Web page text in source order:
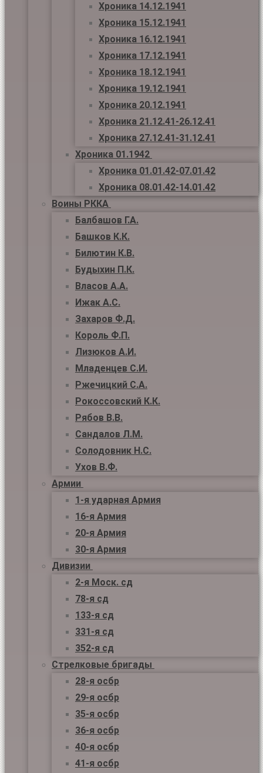
Хроника 14.12.1941
Хроника 15.12.1941
Хроника 16.12.1941
Хроника 17.12.1941
Хроника 18.12.1941
Хроника 19.12.1941
Хроника 20.12.1941
Хроника 21.12.41-26.12.41
Хроника 27.12.41-31.12.41
Хроника 01.1942
Хроника 01.01.42-07.01.42
Хроника 08.01.42-14.01.42
Воины РККА
Балбашов Г.А.
Башков К.К.
Билютин К.В.
Будыхин П.К.
Власов А.А.
Ижак А.С.
Захаров Ф.Д.
Король Ф.П.
Лизюков А.И.
Младенцев С.И.
Ржечицкий С.А.
Рокоссовский К.К.
Рябов В.В.
Сандалов Л.М.
Солодовник Н.С.
Ухов В.Ф.
Армии
1-я ударная Армия
16-я Армия
20-я Армия
30-я Армия
Дивизии
2-я Моск. сд
78-я сд
133-я сд
331-я сд
352-я сд
Стрелковые бригады
28-я осбр
29-я осбр
35-я осбр
36-я осбр
40-я осбр
41-я осбр